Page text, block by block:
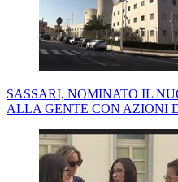
SASSARI, NOMINATO IL
ALLA GENTE CON AZIONI